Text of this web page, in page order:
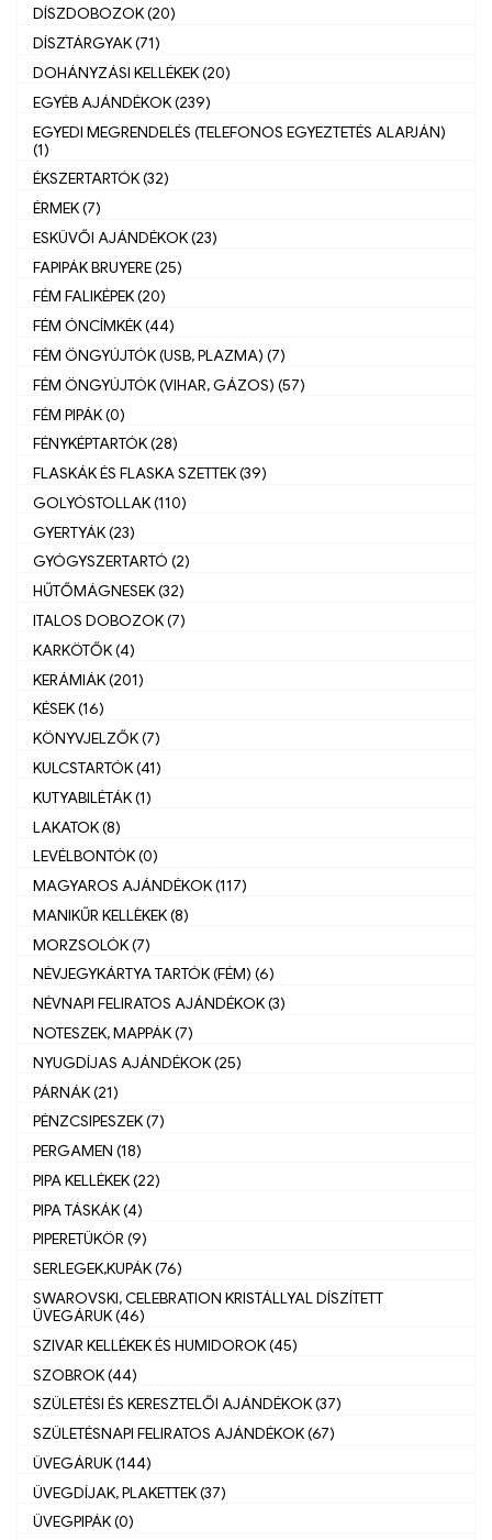
DÍSZDOBOZOK (20)
DÍSZTÁRGYAK (71)
DOHÁNYZÁSI KELLÉKEK (20)
EGYÉB AJÁNDÉKOK (239)
EGYEDI MEGRENDELÉS (TELEFONOS EGYEZTETÉS ALAPJÁN)
(1)
ÉKSZERTARTÓK (32)
ÉRMEK (7)
ESKÜVŐI AJÁNDÉKOK (23)
FAPIPÁK BRUYERE (25)
FÉM FALIKÉPEK (20)
FÉM ÓNCÍMKÉK (44)
FÉM ÖNGYÚJTÓK (USB, PLAZMA) (7)
FÉM ÖNGYÚJTÓK (VIHAR, GÁZOS) (57)
FÉM PIPÁK (0)
FÉNYKÉPTARTÓK (28)
FLASKÁK ÉS FLASKA SZETTEK (39)
GOLYÓSTOLLAK (110)
GYERTYÁK (23)
GYÓGYSZERTARTÓ (2)
HŰTŐMÁGNESEK (32)
ITALOS DOBOZOK (7)
KARKÖTŐK (4)
KERÁMIÁK (201)
KÉSEK (16)
KÖNYVJELZŐK (7)
KULCSTARTÓK (41)
KUTYABILÉTÁK (1)
LAKATOK (8)
LEVÉLBONTÓK (0)
MAGYAROS AJÁNDÉKOK (117)
MANIKŰR KELLÈKEK (8)
MORZSOLÓK (7)
NÉVJEGYKÁRTYA TARTÓK (FÉM) (6)
NÉVNAPI FELIRATOS AJÁNDÉKOK (3)
NOTESZEK, MAPPÁK (7)
NYUGDÍJAS AJÁNDÉKOK (25)
PÁRNÁK (21)
PÉNZCSIPESZEK (7)
PERGAMEN (18)
PIPA KELLÉKEK (22)
PIPA TÁSKÁK (4)
PIPERETÜKÖR (9)
SERLEGEK,KUPÁK (76)
SWAROVSKI, CELEBRATION KRISTÁLLYAL DÍSZÍTETT
ÜVEGÁRUK (46)
SZIVAR KELLÉKEK ÉS HUMIDOROK (45)
SZOBROK (44)
SZÜLETÉSI ÉS KERESZTELŐI AJÁNDÉKOK (37)
SZÜLETÉSNAPI FELIRATOS AJÁNDÉKOK (67)
ÜVEGÁRUK (144)
ÜVEGDÍJAK, PLAKETTEK (37)
ÜVEGPIPÁK (0)